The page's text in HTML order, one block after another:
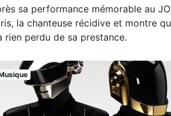
sa performance mémorable au
la chanteuse récidive et montre
rien perdu de sa prestance.